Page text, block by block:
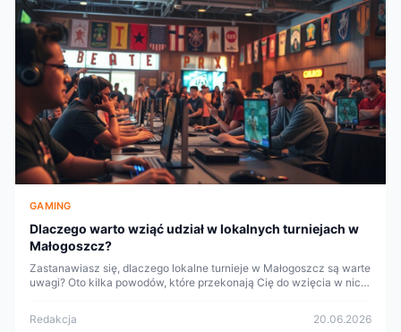
GAMING
Dlaczego warto wziąć udział w lokalnych turniejach w
Małogoszcz?
Zastanawiasz się, dlaczego lokalne turnieje w Małogoszcz są warte
uwagi? Oto kilka powodów, które przekonają Cię do wzięcia w nich
Redakcja
20.06.2026